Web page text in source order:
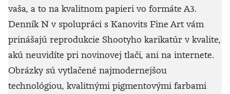
vaša, a to na kvalitnom papieri vo formáte A3.
Denník N v spolupráci s Kanovits Fine Art vám
prinášajú reprodukcie Shootyho karikatúr v kvalite,
akú neuvidíte pri novinovej tlači, ani na internete.
Obrázky sú vytlačené najmodernejšou
technológiou, kvalitnými pigmentovými farbami